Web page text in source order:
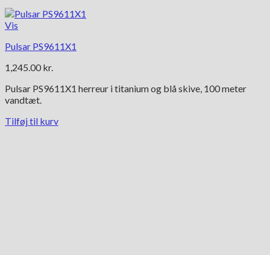
Vis
Pulsar PS9611X1
1,245.00 kr.
Pulsar PS9611X1 herreur i titanium og blå skive, 100 meter
vandtæt.
Tilføj til kurv